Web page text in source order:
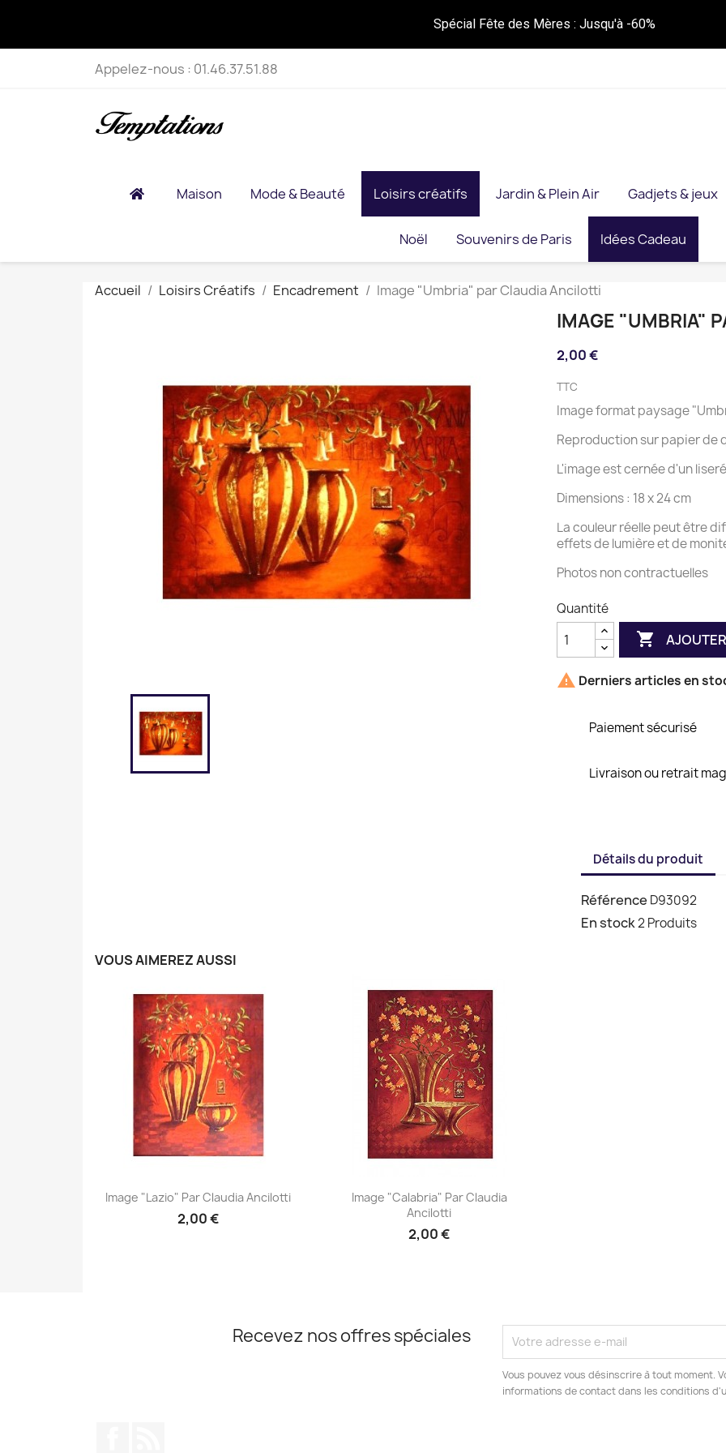
Spécial Fête des Mères : Jusqu'à -60%
Appelez-nous : 01.46.37.51.88
Maison Mode & Beauté Loisirs créatifs Jardin & Plein Air Gadjets & jeux
Noël Souvenirs de Paris Idées Cadeau
Accueil Loisirs Créatifs Encadrement Image "Umbria" par Claudia Ancilotti
IMAGE "UMBRIA"
2,00 €
TTC
Image format paysage
Reproduction sur papier de
L'image est cernée d'un
Dimensions : 18 x 24 cm
La couleur réelle peut être
effets de lumière et de
Photos non contractuelles
Quantité

 Derniers articles en
Paiement sécurisé
Livraison ou retrait
Détails du produit
Référence D93092
En stock2 Produits
VOUS AIMEREZ AUSSI
Aperçu rapide
Image "Lazio" Par Claudia Ancilotti
2,00 €
Aperçu rapide
Image "Calabria" Par Claudia
Ancilotti
2,00 €
Recevez nos offres spéciales
Vous pouvez vous désinscrire à tout moment.
informations de contact dans les conditions